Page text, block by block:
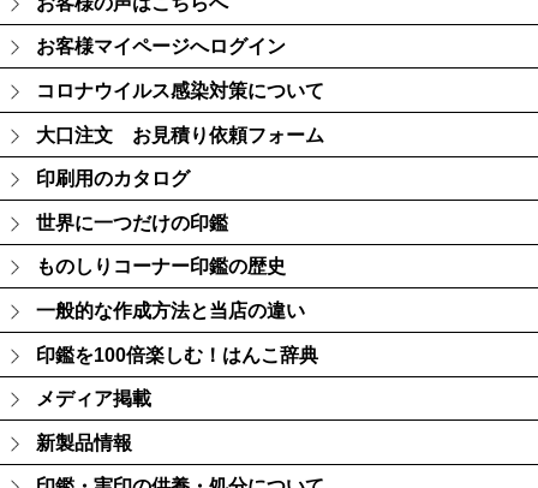
お客様マイページへログイン
コロナウイルス感染対策について
大口注文 お見積り依頼フォーム
印刷用のカタログ
世界に一つだけの印鑑
ものしりコーナー印鑑の歴史
一般的な作成方法と当店の違い
印鑑を100倍楽しむ！はんこ辞典
メディア掲載
新製品情報